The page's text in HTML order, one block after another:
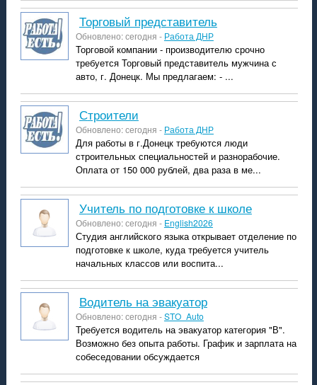
торговый представитель
Обновлено: сегодня - Работа ДНР
Торговой компании - производителю срочно
требуется Торговый представитель мужчина с
авто, г. Донецк. Мы предлагаем: - ...
строители
Обновлено: сегодня - Работа ДНР
Для работы в г.Донецк требуются люди
строительных специальностей и разнорабочие.
Оплата от 150 000 рублей, два раза в ме...
учитель по подготовке к школе
Обновлено: сегодня - English2026
Студия английского языка открывает отделение по
подготовке к школе, куда требуется учитель
начальных классов или воспита...
Водитель на эвакуатор
Обновлено: сегодня -STO_Auto
Требуется водитель на эвакуатор категория "В".
Возможно без опыта работы. График и зарплата на
собеседовании обсуждается